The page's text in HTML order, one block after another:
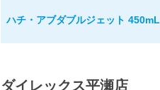
ハチ・アブダブルジェット 450mL
ダイレックス平瀬店